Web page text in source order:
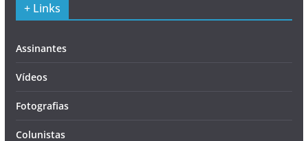
+ Links
Assinantes
Vídeos
Fotografias
Colunistas